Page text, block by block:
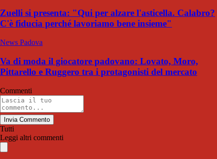
Zuelli si presenta: "Qui per alzare l'asticella. Calabro?
C'è fiducia perché lavoriamo bene insieme"
News Padova
Va di moda il giocatore padovano: Lovato, Moro,
Pittarello e Ruggero tra i protagonisti del mercato
Commenti
Invia Commento
Tutti
Leggi altri commenti